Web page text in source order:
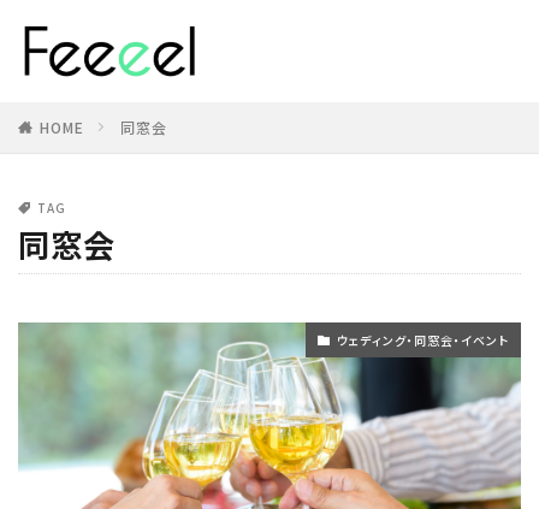
HOME 同窓会
TAG
同窓会
ウェディング・同窓会・イベント